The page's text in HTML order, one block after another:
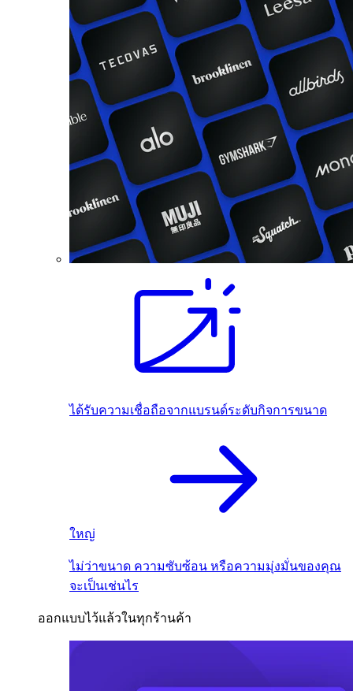
ได้รับความเชื่อถือจากแบรนด์ระดับกิจการขนาด
ใหญ่
ไม่ว่าขนาด ความซับซ้อน หรือความมุ่งมั่นของคุณ
จะเป็นเช่นไร
ออกแบบไว้แล้วในทุกร้านค้า